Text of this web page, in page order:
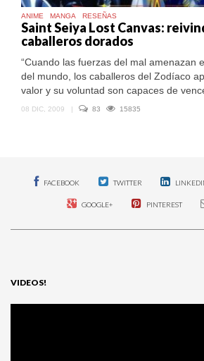
ANIME MANGA RESEÑAS
Saint Seiya Lost Canvas:
caballeros dorados
“Cuando las fuerzas del mal amenazan
del mundo, los caballeros del Zodíaco
valor y su voluntad son capaces de
08 DIC, 2009 | 83 15835
FACEBOOK TWITTER
GOOGLE+ PINTEREST
VIDEOS!